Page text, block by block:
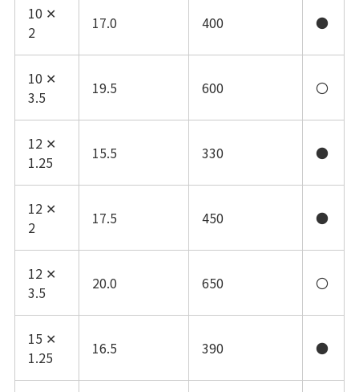
10 ✕
2
17.0 400 ●
10 ✕
3.5
19.5 600 〇
12 ✕
1.25
15.5 330 ●
12 ✕
2
17.5 450 ●
12 ✕
3.5
20.0 650 〇
15 ✕
1.25
16.5 390 ●